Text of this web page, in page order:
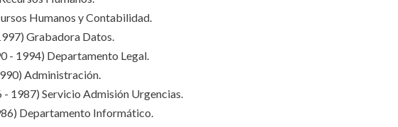
Humanos y Contabilidad.
Grabadora Datos.
- 1994) Departamento Legal.
Administración.
1987) Servicio Admisión Urgencias.
Departamento Informático.